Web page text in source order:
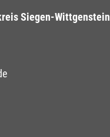
Siegen-Wittgenstein